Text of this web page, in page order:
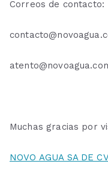
Correos de contacto:
Muchas gracias por
NOVO AGUA SA DE